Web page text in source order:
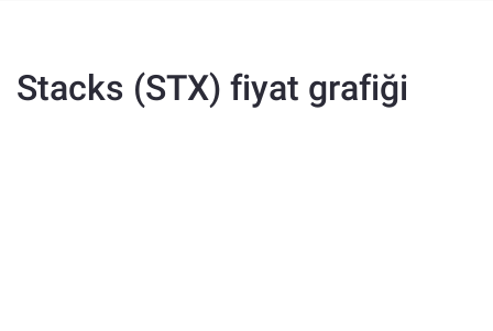
Stacks (STX) fiyat grafiği